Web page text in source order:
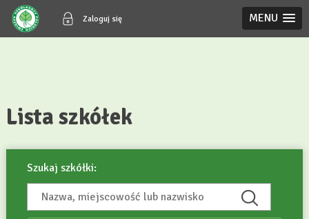
MENU
Zaloguj się
Lista szkółek
Szukaj szkółki: